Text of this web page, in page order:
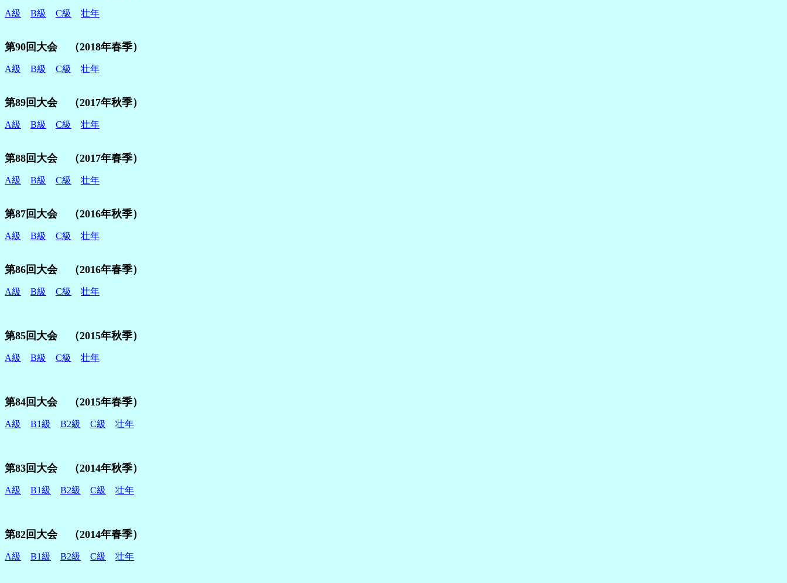
A級 B級 C級 壮年
第90回大会 （2018年春季）
A級 B級 C級 壮年
第89回大会 （2017年秋季）
A級 B級 C級 壮年
第88回大会 （2017年春季）
A級 B級 C級 壮年
第87回大会 （2016年秋季）
A級 B級 C級 壮年
第86回大会 （2016年春季）
A級 B級 C級 壮年
第85回大会 （2015年秋季）
A級 B級 C級 壮年
第84回大会 （2015年春季）
A級 B1級 B2級 C級 壮年
第83回大会 （2014年秋季）
A級 B1級 B2級 C級 壮年
第82回大会 （2014年春季）
A級 B1級 B2級 C級 壮年